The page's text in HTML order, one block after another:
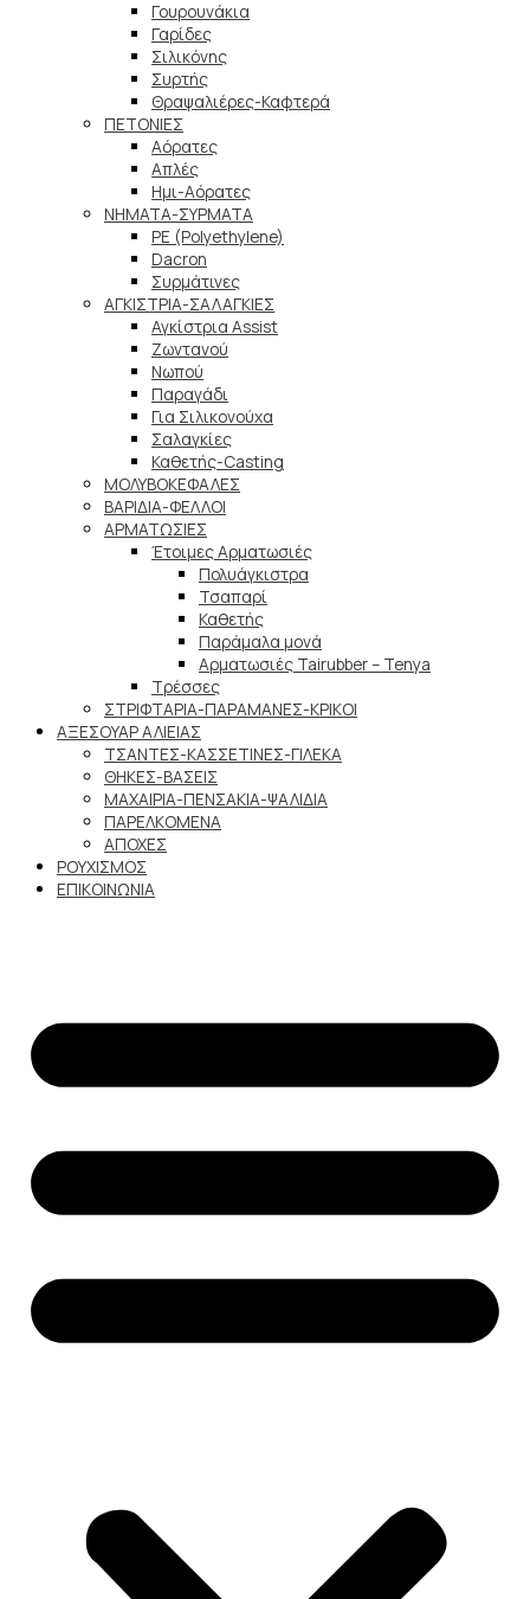
Γουρουνάκια
Γαρίδες
Σιλικόνης
Συρτής
Θραψαλιέρες-Καφτερά
ΠΕΤΟΝΙΕΣ
Αόρατες
Απλές
Ημι-Αόρατες
ΝΗΜΑΤΑ-ΣΥΡΜΑΤΑ
PE (Polyethylene)
Dacron
Συρμάτινες
ΑΓΚΙΣΤΡΙΑ-ΣΑΛΑΓΚΙΕΣ
Αγκίστρια Assist
Ζωντανού
Νωπού
Παραγάδι
Για Σιλικονούχα
Σαλαγκίες
Καθετής-Casting
ΜΟΛΥΒΟΚΕΦΑΛΕΣ
ΒΑΡΙΔΙΑ-ΦΕΛΛΟΙ
ΑΡΜΑΤΩΣΙΕΣ
Έτοιμες Αρματωσιές
Πολυάγκιστρα
Τσαπαρί
Καθετής
Παράμαλα μονά
Αρματωσιές Tairubber – Tenya
Τρέσσες
ΣΤΡΙΦΤΑΡΙΑ-ΠΑΡΑΜΑΝΕΣ-ΚΡΙΚΟΙ
ΑΞΕΣΟΥΑΡ ΑΛΙΕΙΑΣ
ΤΣΑΝΤΕΣ-ΚΑΣΣΕΤΙΝΕΣ-ΓΙΛΕΚΑ
ΘΗΚΕΣ-ΒΑΣΕΙΣ
ΜΑΧΑΙΡΙΑ-ΠΕΝΣΑΚΙΑ-ΨΑΛΙΔΙΑ
ΠΑΡΕΛΚΟΜΕΝΑ
ΑΠΟΧΕΣ
ΡΟΥΧΙΣΜΟΣ
ΕΠΙΚΟΙΝΩΝΙΑ